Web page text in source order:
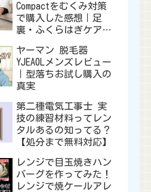
Compactをむくみ対策
で購入した感想｜足
裏・ふくらはぎケアに
ヤーマン 脱毛器
YJEA0Lメンズレビュー
｜型落ちお試し購入の
真実
第二種電気工事士 実
技の練習材料ってレン
タルあるの知ってる？
【処分まで無料対応】
レンジで目玉焼きハン
バーグを作ってみた！
レンジで焼ケールアレ